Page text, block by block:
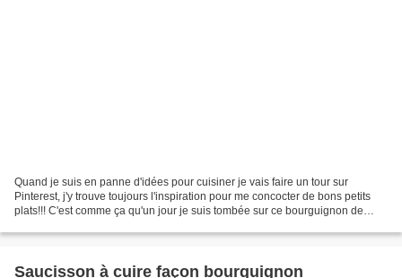
Quand je suis en panne d'idées pour cuisiner je vais faire un tour sur
Pinterest, j'y trouve toujours l'inspiration pour me concocter de bons petits
plats!!! C'est comme ça qu'un jour je suis tombée sur ce bourguignon de
Saucisson à cuire façon bourguignon